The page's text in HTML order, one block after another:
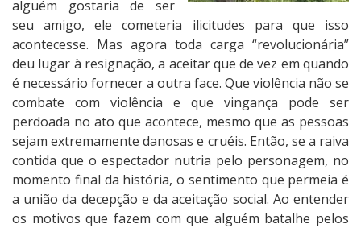
alguém gostaria de ser
seu amigo, ele cometeria ilicitudes para que isso
acontecesse. Mas agora toda carga “revolucionária”
deu lugar à resignação, a aceitar que de vez em quando
é necessário fornecer a outra face. Que violência não se
combate com violência e que vingança pode ser
perdoada no ato que acontece, mesmo que as pessoas
sejam extremamente danosas e cruéis. Então, se a raiva
contida que o espectador nutria pelo personagem, no
momento final da história, o sentimento que permeia é
a união da decepção e da aceitação social. Ao entender
os motivos que fazem com que alguém batalhe pelos